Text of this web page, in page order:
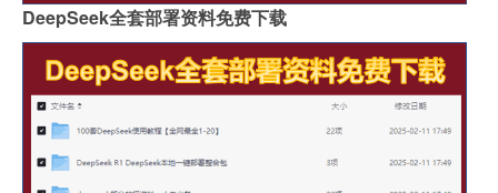
DeepSeek全套部署资料免费下载